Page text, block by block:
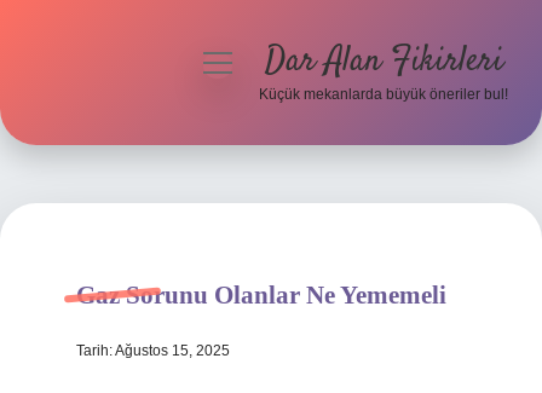
Hakkımızda
menüyüDar Alan Fikirleri
Küçük mekanlarda büyük öneriler bul!
Gaz Sorunu Olanlar Ne Yememeli
Tarih: Ağustos 15, 2025